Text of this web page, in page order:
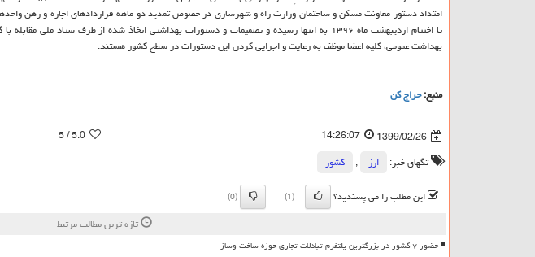
امتداد دستور معاونت مسکن و ساختمان وزارت راه و شهرسازی در خصوص تمدید دو ماهه قراردادهای اجاره و رهن
تا اختتام اردیبهشت ماه ۱۳۹۶ به انتها رسیده و تصمیمات و دستورات بهداشتی اتخاذ شده از طرف ستاد
بهداشت عمومی، کلیه اعضا موظف به رعایت و اجرایی کردن این دستورات در سطح کشور هستند.
منبع:حراج كن
1399/02/26
14:26:07
5.0
/ 5
تگهای خبر:
ارز ,
كشور
این مطلب را می پسندید؟
(1)
(0)
تازه ترین مطالب مرتبط
حضور ۷ کشور در بزرگترین پلتفرم تبادلات تجاری حوزه ساخت وساز